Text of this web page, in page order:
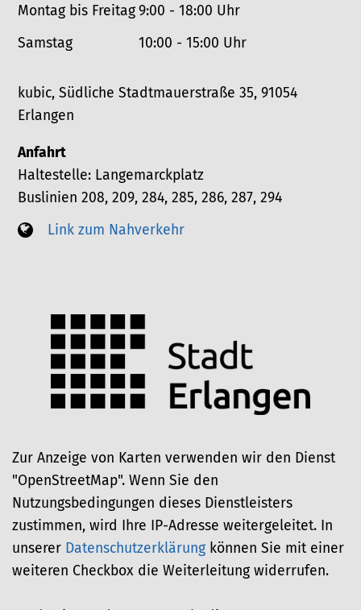
Montag bis Freitag 9:00 - 18:00 Uhr
Samstag
10:00 - 15:00 Uhr
kubic, Südliche Stadtmauerstraße 35, 91054
Erlangen
Anfahrt
Haltestelle: Langemarckplatz
Buslinien 208, 209, 284, 285, 286, 287, 294
Link zum Nahverkehr
Zur Anzeige von Karten verwenden wir den Dienst
"OpenStreetMap". Wenn Sie den
Nutzungsbedingungen dieses Dienstleisters
zustimmen, wird Ihre IP-Adresse weitergeleitet. In
unserer Datenschutzerklärung können Sie mit einer
weiteren Checkbox die Weiterleitung widerrufen.